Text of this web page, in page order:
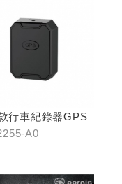
行車紀錄器GPS
A0